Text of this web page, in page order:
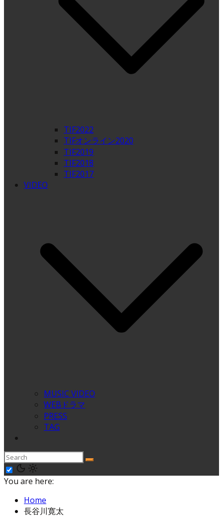
TIF2022
TIFオンライン2020
TIF2019
TIF2018
TIF2017
VIDEO
MUSIC VIDEO
WEBドラマ
PRESS
TAG
You are here:
Home
長谷川寛太